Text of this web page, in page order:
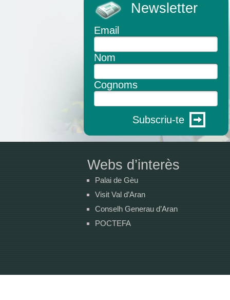
Newsletter
Email
Nom
Cognoms
Subscriu-te
Webs d’interès
Palai de Gèu
Visit Val d’Aran
Conselh Generau d’Aran
POCTEFA